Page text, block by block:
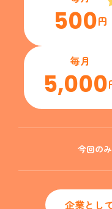
500円
毎月
5,000
今回の
企業とし